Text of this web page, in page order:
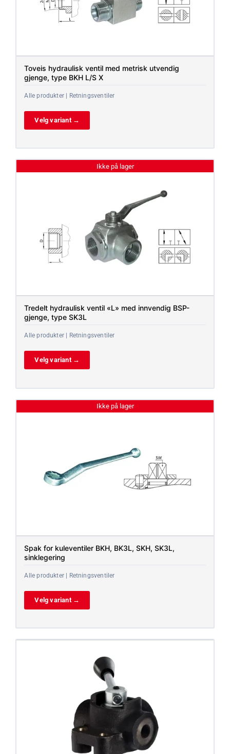
Toveis hydraulisk ventil med metrisk utvendig
gjenge, type BKH L/S X
Alle produkter | Retningsventiler
Velg variant →
Ikke på lager
Tredelt hydraulisk ventil «L» med innvendig BSP-
gjenge, type SK3L
Alle produkter | Retningsventiler
Velg variant →
Ikke på lager
Spak for kuleventiler BKH, BK3L, SKH, SK3L,
sinklegering
Alle produkter | Retningsventiler
Velg variant →